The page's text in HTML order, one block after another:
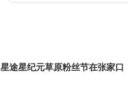
星途星纪元草原粉丝节在张家口